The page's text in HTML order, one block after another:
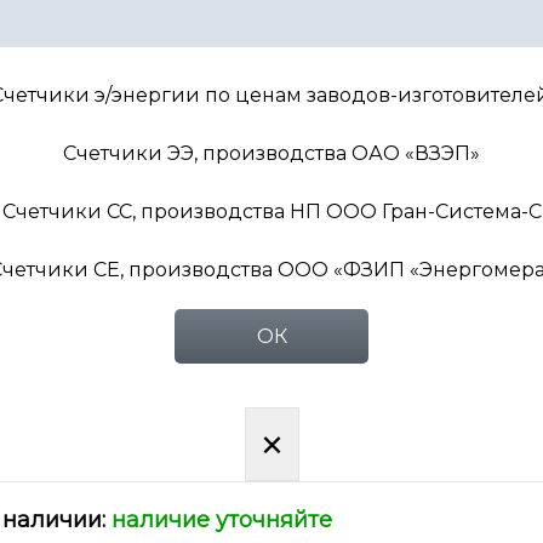
э/энергии по ценам заводов-
Счетчики ЭЭ, производства ОАО «ВЗЭП»
Счетчики СС, производства НП ООО Гран-Система-С
СЕ, производства ООО «ФЗИП
ОК
×
(без НДС)
наличие уточняйте